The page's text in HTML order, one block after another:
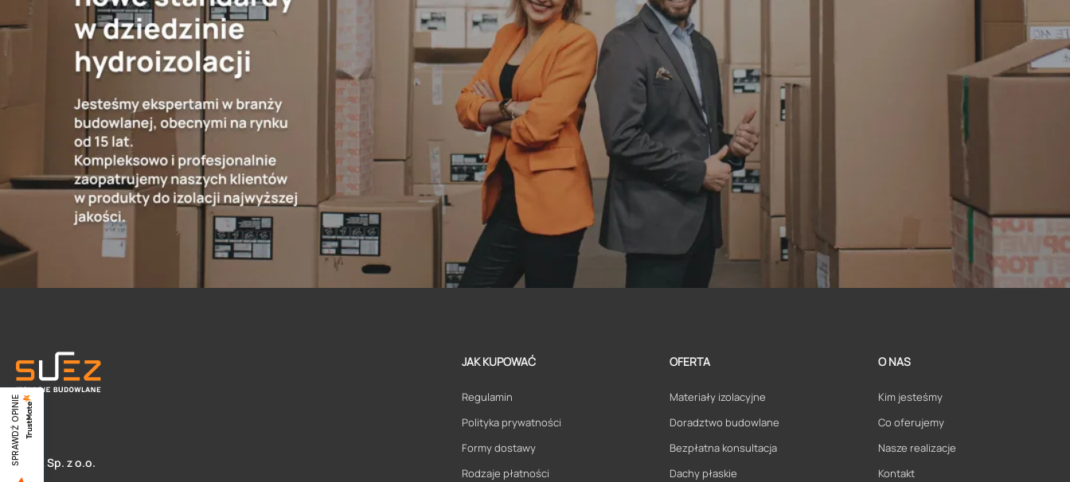
SUEZ Sp. z o.o.
JAK KUPOWAĆ
Regulamin
Polityka prywatności
Formy dostawy
Rodzaje płatności
OFERTA
Materiały izolacyjne
Doradztwo budowlane
Bezpłatna konsultacja
Dachy płaskie
O NAS
Kim jesteśmy
Co oferujemy
Nasze realizacje
Kontakt
SPRAWDŹ OPINIE